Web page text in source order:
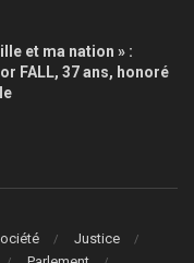
et ma nation » :
FALL, 37 ans, honoré
Justice